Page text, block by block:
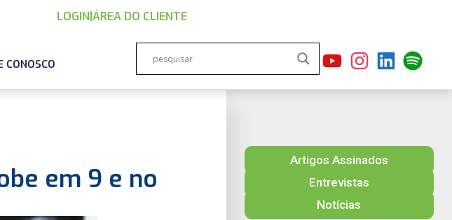
LOGIN |ÁREA DO CLIENTE
CONOSCO
em 9 e no
Artigos Assinados
Entrevistas
Notícias